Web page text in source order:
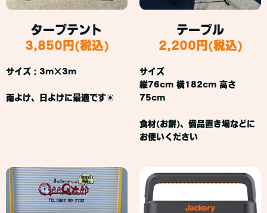
タープテント
3,850円(税込)
サイズ：3m×3m
雨よけ、日よけに最適です☀
テーブル
2,200円(税込)
サイズ
縦76cm 横182cm 高さ
75cm
食材(お餅)、備品置き場などに
お使いください